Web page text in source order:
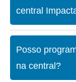
central
Posso
na central?